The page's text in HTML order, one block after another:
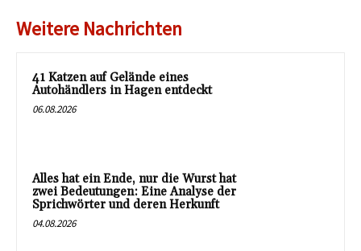
Weitere Nachrichten
41 Katzen auf Gelände eines
Autohändlers in Hagen entdeckt
06.08.2026
Alles hat ein Ende, nur die Wurst hat
zwei Bedeutungen: Eine Analyse der
Sprichwörter und deren Herkunft
04.08.2026